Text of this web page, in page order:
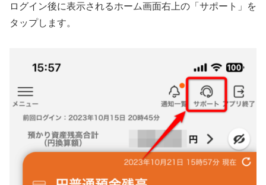
ログイン後に表示されるホーム画面右上の「サポート」を
タップします。